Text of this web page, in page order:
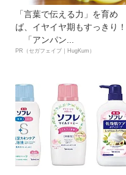
「言葉で伝える力」を育め
ば、イヤイヤ期もすっきり！
「アンパン...
PR（セガフェイブ｜HugKum）